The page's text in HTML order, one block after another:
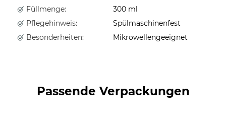
Füllmenge:
300 ml
Pflegehinweis:
Spülmaschinenfest
Besonderheiten:
Mikrowellengeeignet
Passende Verpackungen